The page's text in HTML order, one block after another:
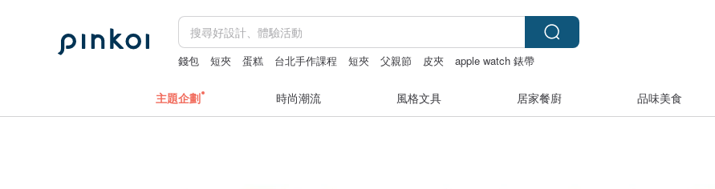
錢包 短夾 蛋糕 台北手作課程 短夾 父親節 皮夾 apple watch 錶帶
主題企劃 時尚潮流 風格文具 居家餐廚 品味美食